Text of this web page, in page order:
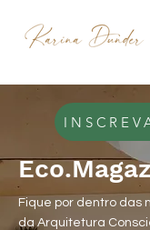
Fique por dentro das
da Arquitetura